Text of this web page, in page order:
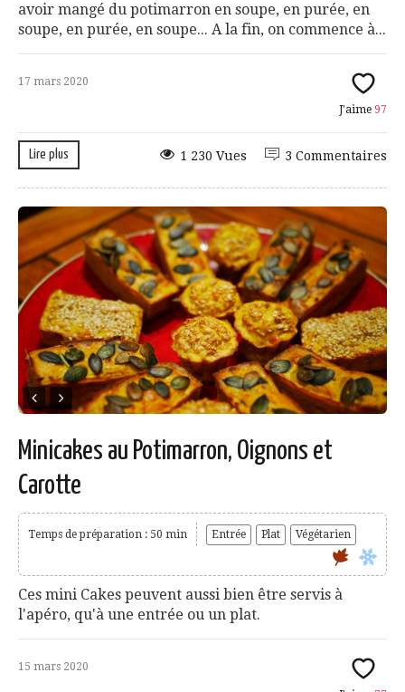
avoir mangé du potimarron en soupe, en purée, en
soupe, en purée, en soupe... A la fin, on commence à...
17 mars 2020
J'aime 97
Lire plus 3 Commentaires
1 230 Vues
Minicakes au Potimarron, Oignons et
Carotte
Temps de préparation : 50 min Entrée Plat Végétarien
Ces mini Cakes peuvent aussi bien être servis à
l'apéro, qu'à une entrée ou un plat.
15 mars 2020